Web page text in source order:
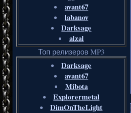
avant67
labanov
Darksage
alzal
Топ релизеров MP3
Darksage
avant67
Mibota
Explorermetal
DimOnTheLight